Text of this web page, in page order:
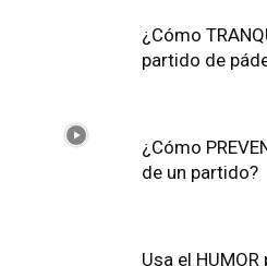
¿Cómo
partido de
¿Cómo
de un partido?
Usa el HUMOR